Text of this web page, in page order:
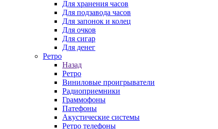
Для хранения часов
Для подзавода часов
Для запонок и колец
Для очков
Для сигар
Для денег
Ретро
Назад
Ретро
Виниловые проигрыватели
Радиоприемники
Граммофоны
Патефоны
Акустические системы
Ретро телефоны